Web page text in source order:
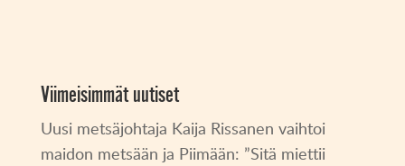
Viimeisimmät uutiset
Uusi metsäjohtaja Kaija Rissanen vaihtoi
maidon metsään ja Piimään: ”Sitä miettii